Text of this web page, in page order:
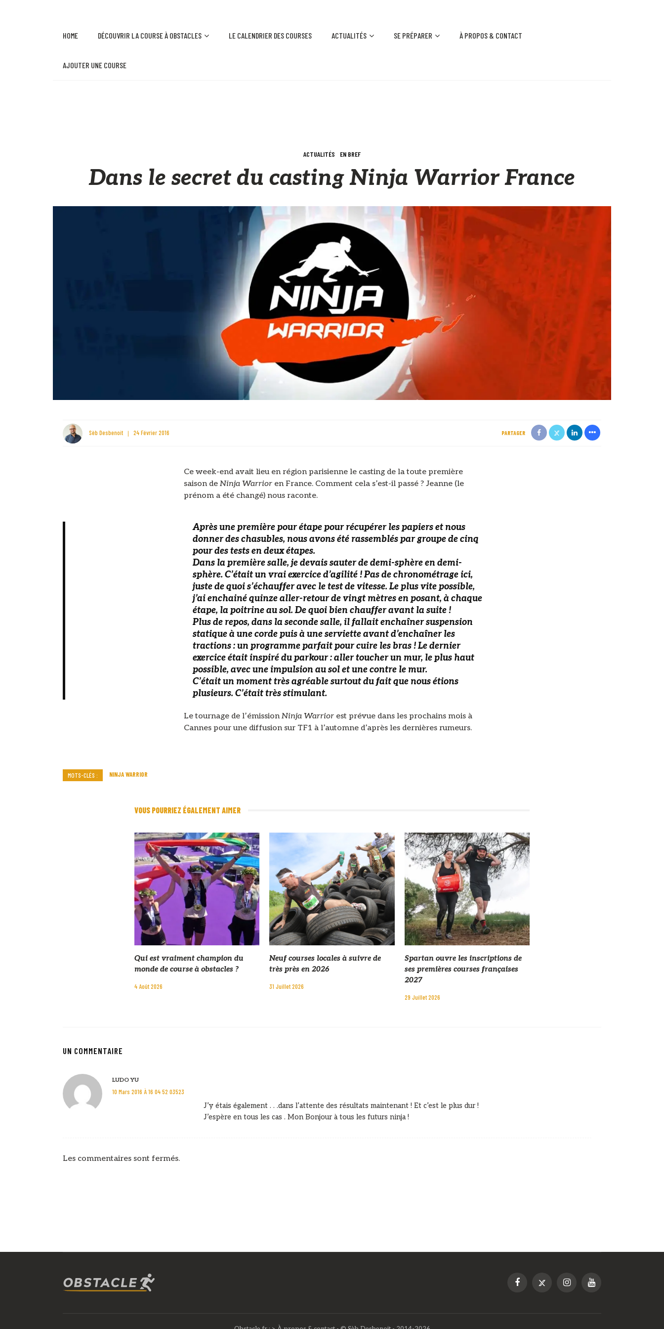
HOME DÉCOUVRIR LA COURSE À OBSTACLES LE CALENDRIER DES COURSES ACTUALITÉS SE PRÉPARER À PROPOS & CONTACT
AJOUTER UNE COURSE
ACTUALITÉS EN BREF
Dans le secret du casting Ninja Warrior France
Sèb Desbenoit 24 Février 2016 PARTAGER
Ce week-end avait lieu en région parisienne le casting de la toute première
saison de Ninja Warrior en France. Comment cela s’est-il passé ? Jeanne (le
prénom a été changé) nous raconte.
Après une première pour étape pour récupérer les papiers et nous
donner des chasubles, nous avons été rassemblés par groupe de cinq
pour des tests en deux étapes.
Dans la première salle, je devais sauter de demi-sphère en demi-
sphère. C’était un vrai exercice d’agilité ! Pas de chronométrage ici,
juste de quoi s’échauffer avec le test de vitesse. Le plus vite possible,
j’ai enchainé quinze aller-retour de vingt mètres en posant, à chaque
étape, la poitrine au sol. De quoi bien chauffer avant la suite !
Plus de repos, dans la seconde salle, il fallait enchaîner suspension
statique à une corde puis à une serviette avant d’enchaîner les
tractions : un programme parfait pour cuire les bras ! Le dernier
exercice était inspiré du parkour : aller toucher un mur, le plus haut
possible, avec une impulsion au sol et une contre le mur.
C’était un moment très agréable surtout du fait que nous étions
plusieurs. C’était très stimulant.
Le tournage de l’émissionNinja Warrior est prévue dans les prochains mois à
Cannes pour une diffusion sur TF1 à l’automne d’après les dernières rumeurs.
MOTS-CLÉS : NINJA WARRIOR
VOUS POURRIEZ ÉGALEMENT AIMER
Qui est vraiment champion du
monde de course à obstacles ?
4 Août 2026
Neuf courses locales à suivre de
très près en 2026
31 Juillet 2026
Spartan ouvre les inscriptions de
ses premières courses françaises
2027
29 Juillet 2026
UN COMMENTAIRE
LUDO YU
10 Mars 2016 À 16 04 52 03523
J’y étais également . . .dans l’attente des résultats maintenant ! Et c’est le plus dur !
J’espère en tous les cas . Mon Bonjour à tous les futurs ninja !
Les commentaires sont fermés.